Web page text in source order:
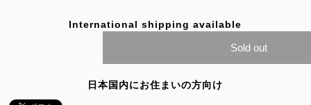
International shipping available
Sold out
日本国内にお住まいの方向け